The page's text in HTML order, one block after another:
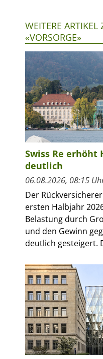
WEITERE
«VORSORGE»
Swiss Re erhöht
deutlich
06.08.2026, 08:15
Der
ersten Halbjahr
Belastung durch
und den Gewinn
deutlich gesteigert.